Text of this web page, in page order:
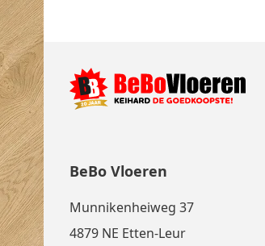
BeBo Vloeren
Munnikenheiweg 37
4879 NE Etten-Leur